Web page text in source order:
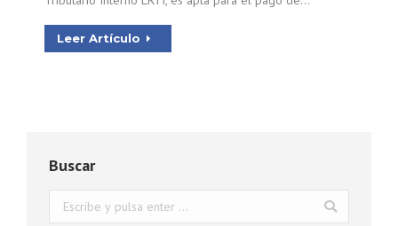
Leer Artículo
Buscar
Buscar: